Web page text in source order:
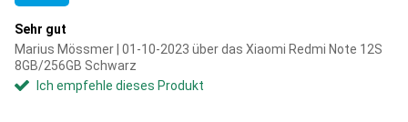
Sehr gut
Marius Mössmer | 01-10-2023 über das Xiaomi Redmi Note 12S
8GB/256GB Schwarz
Ich empfehle dieses Produkt